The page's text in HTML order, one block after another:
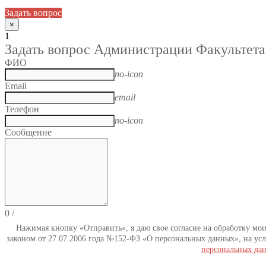
Задать вопрос
×
1
Задать вопрос Администрации Факультета
ФИО
no-icon
Email
email
Телефон
no-icon
Сообщение
0 /
Нажимая кнопку «Отправить», я даю свое согласие на обработку
законом от 27.07.2006 года №152-ФЗ «О персональных данных», на
персональных